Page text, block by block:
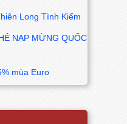
Long Tình Kiếm
NẠP MỪNG QUỐC
mùa Euro